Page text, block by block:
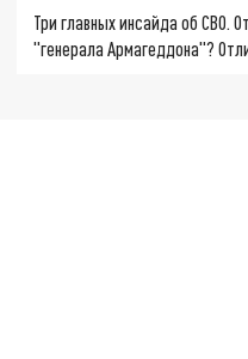
Три главных инсайда об СВО.
"генерала Армагеддона"?